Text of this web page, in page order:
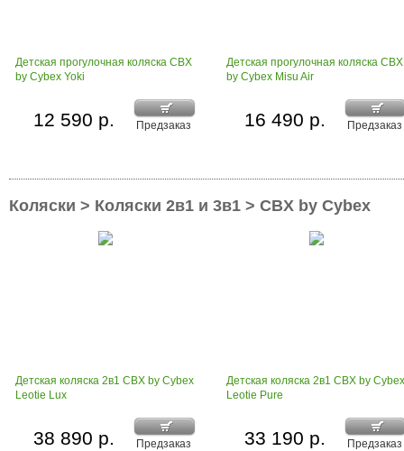
Детская прогулочная коляска CBX
by Cybex Yoki
Предзаказ
12 590 р.
Детская прогулочная коляска CBX
by Cybex Misu Air
Предзаказ
16 490 р.
Коляски > Коляски 2в1 и 3в1 > CBX by Cybex
Детская коляска 2в1 CBX by Cybex
Leotie Lux
Предзаказ
38 890 р.
Детская коляска 2в1 CBX by Cybex
Leotie Pure
Предзаказ
33 190 р.